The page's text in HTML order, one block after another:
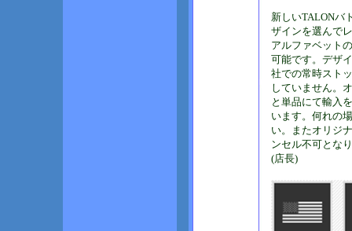
新しいTALONバ
ザインを選んで
アルファベット
可能です。デザ
社での常時スト
していません。
と単品にて輸入
います。何れの
い。またオリジ
ンセル不可とな
(店長)